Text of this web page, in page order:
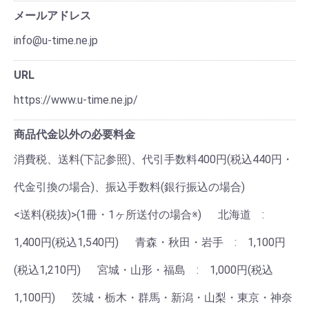
メールアドレス
info@u-time.ne.jp
URL
https://www.u-time.ne.jp/
商品代金以外の必要料金
消費税、送料(下記参照)、代引手数料400円(税込440円・
代金引換の場合)、振込手数料(銀行振込の場合)
<送料(税抜)>(1冊・1ヶ所送付の場合※) 北海道 :
1,400円(税込1,540円) 青森・秋田・岩手 : 1,100円
(税込1,210円) 宮城・山形・福島 : 1,000円(税込
1,100円) 茨城・栃木・群馬・新潟・山梨・東京・神奈